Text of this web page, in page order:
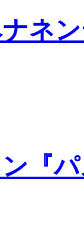
ネ
『